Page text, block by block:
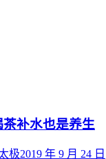
补水也是养生
极2019 年 9 月 24 日